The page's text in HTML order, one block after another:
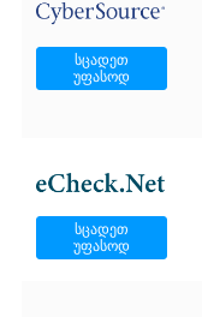
სცადეთ
უფასოდ
სცადეთ
უფასოდ